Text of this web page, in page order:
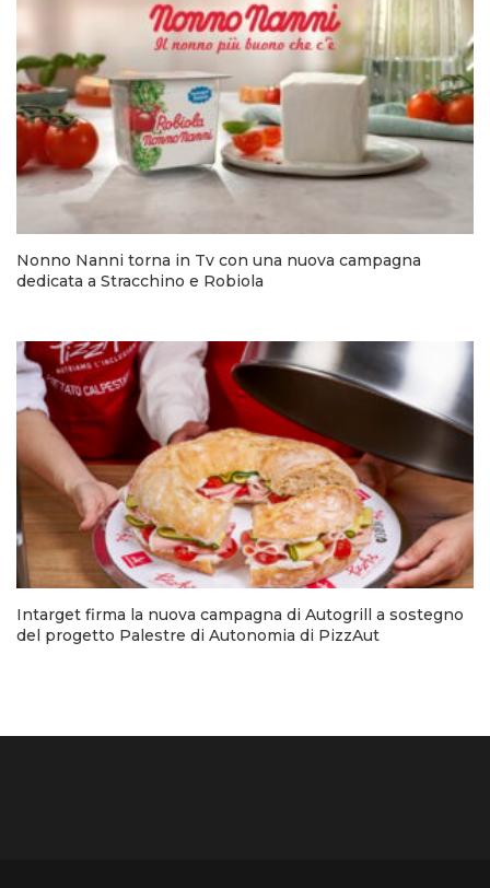
Nonno Nanni torna in Tv con una nuova campagna
dedicata a Stracchino e Robiola
Intarget firma la nuova campagna di Autogrill a sostegno
del progetto Palestre di Autonomia di PizzAut